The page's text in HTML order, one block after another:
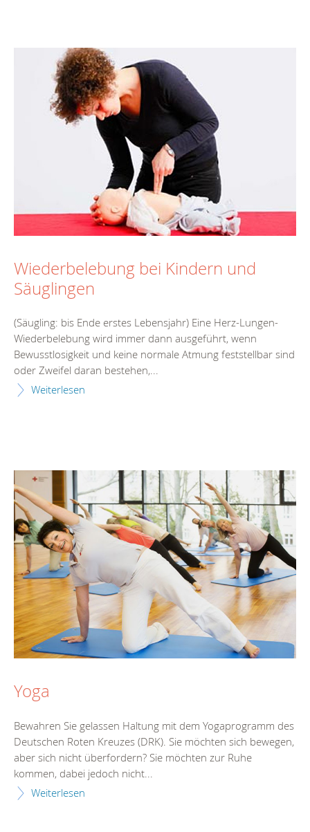
Wiederbelebung bei Kindern und
Säuglingen
(Säugling: bis Ende erstes Lebensjahr) Eine Herz-Lungen-
Wiederbelebung wird immer dann ausgeführt, wenn
Bewusstlosigkeit und keine normale Atmung feststellbar sind
oder Zweifel daran bestehen,...
Weiterlesen
Yoga
Bewahren Sie gelassen Haltung mit dem Yogaprogramm des
Deutschen Roten Kreuzes (DRK). Sie möchten sich bewegen,
aber sich nicht überfordern? Sie möchten zur Ruhe
kommen, dabei jedoch nicht...
Weiterlesen